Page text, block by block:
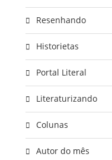
Resenhando
Historietas
Portal Literal
Literaturizando
Colunas
Autor do mês